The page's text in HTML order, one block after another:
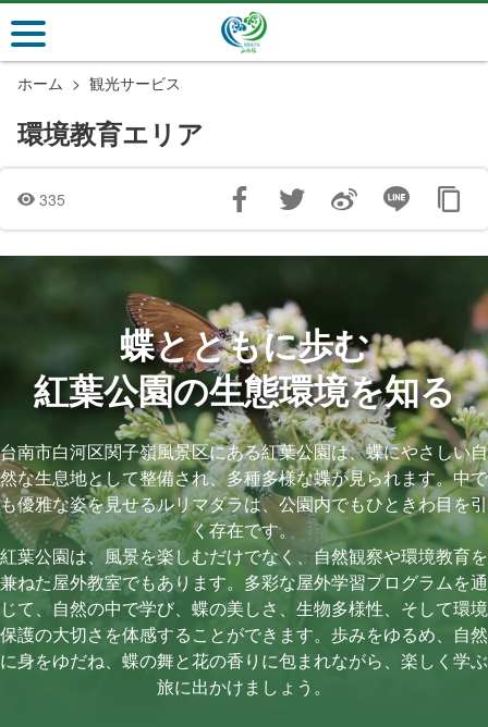
メ
イ
ン
ン
ホーム 観光サービス
環境教育エリア
335
蝶とともに歩む
紅葉公園の生態環境を知る
台南市白河区関子嶺風景区にある紅葉公園は、蝶にやさしい自
然な生息地として整備され、多種多様な蝶が見られます。中で
も優雅な姿を見せるルリマダラは、公園内でもひときわ目を引
く存在です。
紅葉公園は、風景を楽しむだけでなく、自然観察や環境教育を
兼ねた屋外教室でもあります。多彩な屋外学習プログラムを通
じて、自然の中で学び、蝶の美しさ、生物多様性、そして環境
保護の大切さを体感することができます。歩みをゆるめ、自然
に身をゆだね、蝶の舞と花の香りに包まれながら、楽しく学ぶ
旅に出かけましょう。